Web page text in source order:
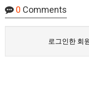
0 Comments
로그인한 회